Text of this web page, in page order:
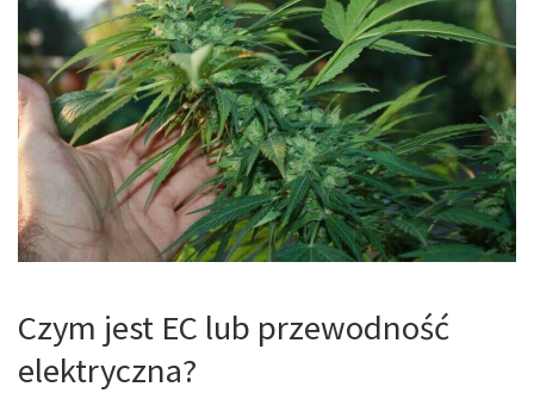
Czym jest EC lub przewodność
elektryczna?